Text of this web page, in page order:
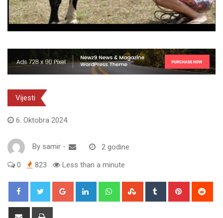
Vijesti
6. Oktobra 2024.
By samir - 2 godine
0 823 Less than a minute
Google+ LinkedIn WhatsappStumbleUpon
Tumblr Pinterest
Share